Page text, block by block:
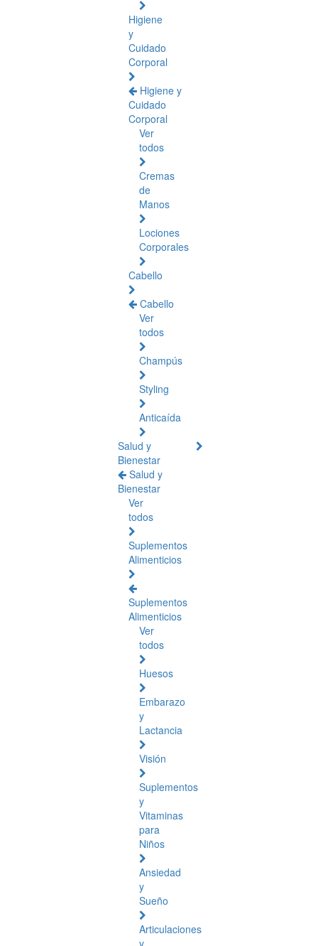
Higiene
y
Cuidado
Corporal
Higiene y
Cuidado
Corporal
Ver
todos
Cremas
de
Manos
Lociones
Corporales
Cabello
Cabello
Ver
todos
Champús
Styling
Anticaída
Salud y
Bienestar
Salud y
Bienestar
Ver
todos
Suplementos
Alimenticios
Suplementos
Alimenticios
Ver
todos
Huesos
Embarazo
y
Lactancia
Visión
Suplementos
y
Vitaminas
para
Niños
Ansiedad
y
Sueño
Articulaciones
y